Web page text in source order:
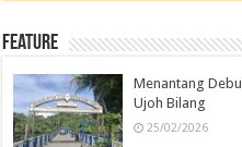
Feature
Menantang
Ujoh Bilang
25/02/2026